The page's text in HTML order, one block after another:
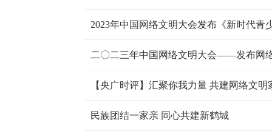
2023年中国网络文明大会发布《新时代青
二〇二三年中国网络文明大会——发布网
【央广时评】汇聚你我力量 共建网络文明
民族团结一家亲 同心共建新鹤城